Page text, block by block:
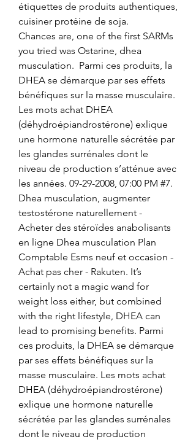
étiquettes de produits authentiques,
cuisiner protéine de soja.
Chances are, one of the first SARMs
you tried was Ostarine, dhea
musculation.  Parmi ces produits, la
DHEA se démarque par ses effets
bénéfiques sur la masse musculaire.
Les mots achat DHEA
(déhydroépiandrostérone) exlique
une hormone naturelle sécrétée par
les glandes surrénales dont le
niveau de production s’atténue avec
les années. 09-29-2008, 07:00 PM #7.
Dhea musculation, augmenter
testostérone naturellement -
Acheter des stéroïdes anabolisants
en ligne Dhea musculation Plan
Comptable Esms neuf et occasion -
Achat pas cher - Rakuten. It’s
certainly not a magic wand for
weight loss either, but combined
with the right lifestyle, DHEA can
lead to promising benefits. Parmi
ces produits, la DHEA se démarque
par ses effets bénéfiques sur la
masse musculaire. Les mots achat
DHEA (déhydroépiandrostérone)
exlique une hormone naturelle
sécrétée par les glandes surrénales
dont le niveau de production